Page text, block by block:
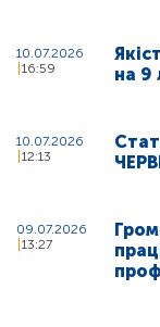
10.07.2026
16:59
на 9
10.07.2026
12:13
09.07.2026
13:27